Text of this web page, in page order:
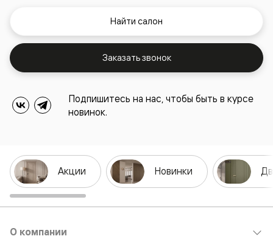
Найти салон
Заказать звонок
Подпишитесь на нас, чтобы быть в курсе
новинок.
Акции Новинки
О компании